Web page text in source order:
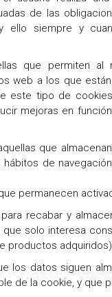
de las
ello siempre y
que permiten al
web a los que
este tipo de
mejoras en
que
de
permanecen
recabar y
solo interesa
productos
los datos siguen
de la cookie, y que